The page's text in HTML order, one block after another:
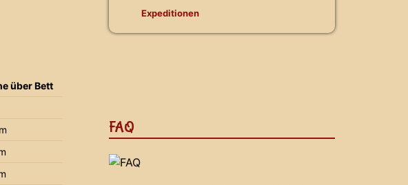
über Bett
Expeditionen
FAQ